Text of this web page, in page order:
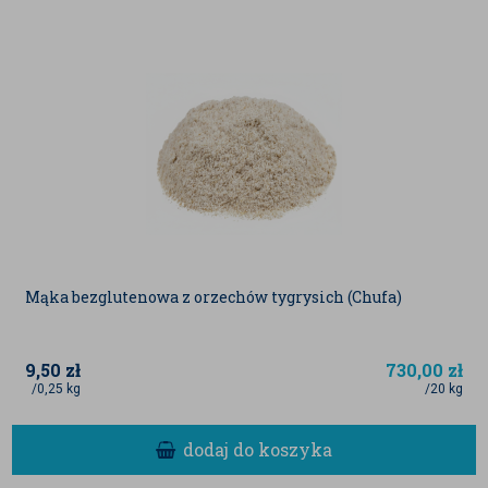
dostawców, jak również mogą być danymi
Mąka bezglutenowa z orzechów tygrysich (Chufa)
9,50 zł
/0,25 kg
730,00 zł
/20 kg
dodaj do koszyka